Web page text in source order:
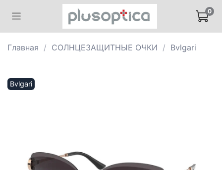
0
Главная СОЛНЦЕЗАЩИТНЫЕ ОЧКИ Bvlgari
Bvlgari